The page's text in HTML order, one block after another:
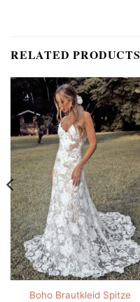
RELATED PRODUCTS
Boho Brautkleid Spitze